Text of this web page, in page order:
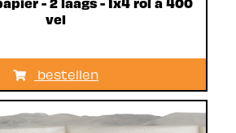
vel
bestellen